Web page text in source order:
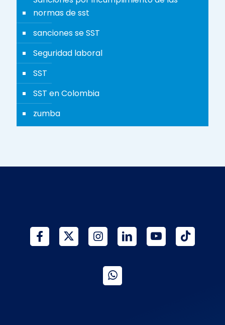
normas de sst
sanciones se SST
Seguridad laboral
SST
SST en Colombia
zumba